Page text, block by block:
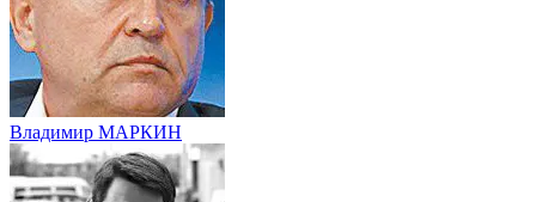
Владимир МАРКИН